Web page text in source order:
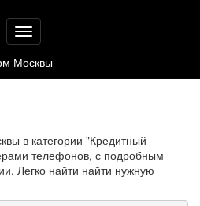
Меню
сайта
Москвы
в категории "Кредитный
телефонов, с подробным
Легко найти найти нужную